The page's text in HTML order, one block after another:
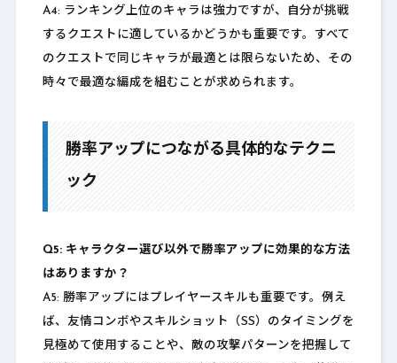
A4: ランキング上位のキャラは強力ですが、自分が挑戦
するクエストに適しているかどうかも重要です。すべて
のクエストで同じキャラが最適とは限らないため、その
時々で最適な編成を組むことが求められます。
勝率アップにつながる具体的なテクニ
ック
Q5: キャラクター選び以外で勝率アップに効果的な方法
はありますか？
A5: 勝率アップにはプレイヤースキルも重要です。例え
ば、友情コンボやスキルショット（SS）のタイミングを
見極めて使用することや、敵の攻撃パターンを把握して